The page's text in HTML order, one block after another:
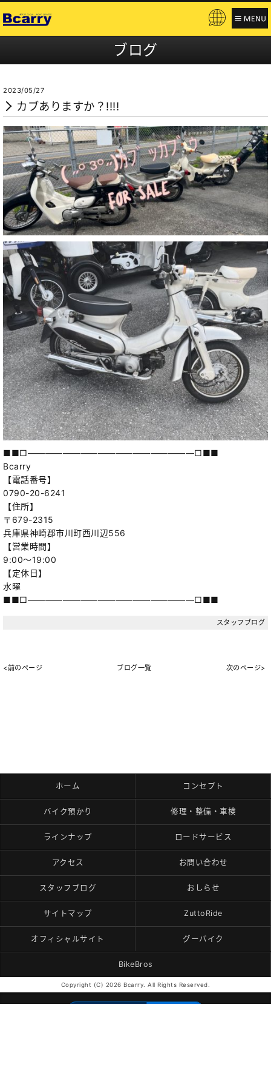
ブログ
2023/05/27
カブありますか？!!!!
■■□―――――――――――――――――――□■■
Bcarry
【電話番号】
0790-20-6241
【住所】
〒679-2315
兵庫県神崎郡市川町西川辺556
【営業時間】
9:00～19:00
【定休日】
水曜
■■□―――――――――――――――――――□■■
スタッフブログ
<前のページ ブログ一覧 次のページ>
ホーム コンセプト
バイク預かり 修理・整備・車検
ラインナップ ロードサービス
アクセス お問い合わせ
スタッフブログ おしらせ
サイトマップ ZuttoRide
オフィシャルサイト グーバイク
BikeBros
Copyright (C) 2026 Bcarry. All Rights Reserved.